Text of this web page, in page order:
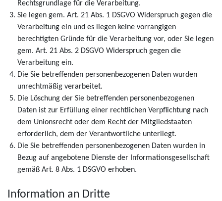
Rechtsgrundlage für die Verarbeitung.
Sie legen gem. Art. 21 Abs. 1 DSGVO Widerspruch gegen die
Verarbeitung ein und es liegen keine vorrangigen
berechtigten Gründe für die Verarbeitung vor, oder Sie legen
gem. Art. 21 Abs. 2 DSGVO Widerspruch gegen die
Verarbeitung ein.
Die Sie betreffenden personenbezogenen Daten wurden
unrechtmäßig verarbeitet.
Die Löschung der Sie betreffenden personenbezogenen
Daten ist zur Erfüllung einer rechtlichen Verpflichtung nach
dem Unionsrecht oder dem Recht der Mitgliedstaaten
erforderlich, dem der Verantwortliche unterliegt.
Die Sie betreffenden personenbezogenen Daten wurden in
Bezug auf angebotene Dienste der Informationsgesellschaft
gemäß Art. 8 Abs. 1 DSGVO erhoben.
Information an Dritte